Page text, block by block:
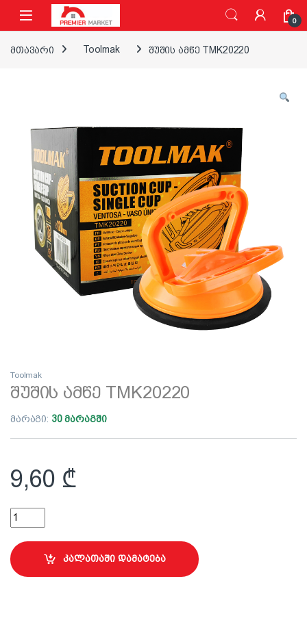
ნავიგაციაზე გადასვლა
შინაარსზე გადასვლა
0
მთავარი Toolmak შუშის ამწე TMK20220
Toolmak
შუშის ამწე TMK20220
მარაგი: 30 მარაგში
9,60 ₾
შუშის ამწე TMK20220 quantity
კალათაში დამატება